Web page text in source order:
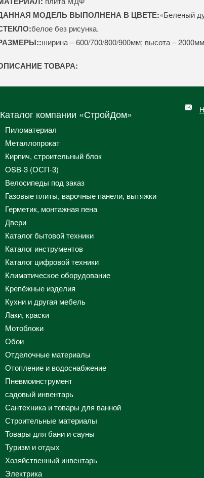
МОДЕЛЬ ВЫПОЛНЕНА В ЦВЕТЕ:«Беленый
белое без рисунка.
ширина – 600/700/800/900мм; высота –
ТОВАРА:
Каталог компании «СтройДом»
Пиломатериал
Металлопрокат
Кирпич, строительный блок
OSB-3 (ОСП-3)
Велосипеды под заказ
Газовые плиты, варочные панели, вытяжки
Герметик, монтажная пена
Двери
Каталог бытовой техники
Каталог инструментов
Каталог цифровой техники
Климатическое оборудование
Крепёжные изделия
Кухни и другая мебель
Лаки, краски
Мотоблоки
Обои
Отделочные материалы
Отопление и водоснабжение
Пневмоинструмент
садовый инвентарь
Сантехника и товары для ванной
Строительные материалы
Товары для бани и сауны
Туризм и отдых
Хозяйственный инвентарь
Электрика